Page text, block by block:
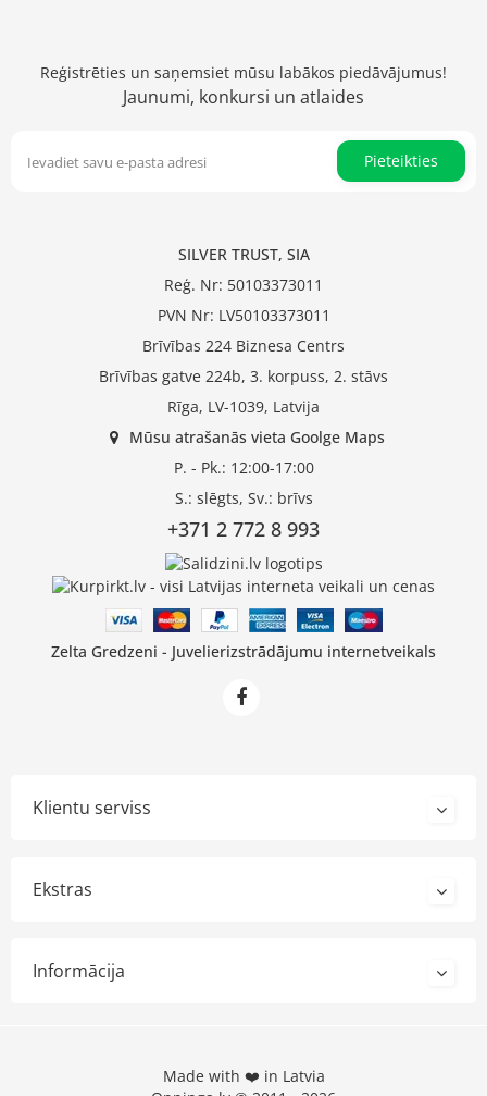
Reģistrēties un saņemsiet mūsu labākos piedāvājumus!
Jaunumi, konkursi un atlaides
Pieteikties
SILVER TRUST, SIA
Reģ. Nr: 50103373011
PVN Nr: LV50103373011
Brīvības 224 Biznesa Centrs
Brīvības gatve 224b, 3. korpuss, 2. stāvs
Rīga, LV-1039, Latvija
Mūsu atrašanās vieta Goolge Maps
P. - Pk.: 12:00-17:00
S.: slēgts, Sv.: brīvs
+371 2 772 8 993
Zelta Gredzeni - Juvelierizstrādājumu internetveikals
Klientu serviss
Ekstras
Informācija
Made with ❤️ in Latvia